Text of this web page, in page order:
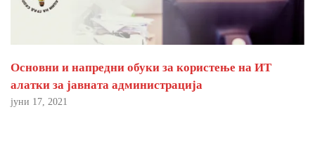
Основни и напредни обуки за користење на ИТ
алатки за јавната администрација
јуни 17, 2021